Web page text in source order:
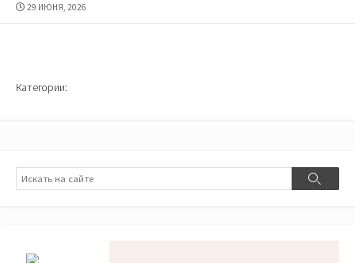
ДАТА
29 ИЮНЯ, 2026
Категории:
Поиск
Поиск